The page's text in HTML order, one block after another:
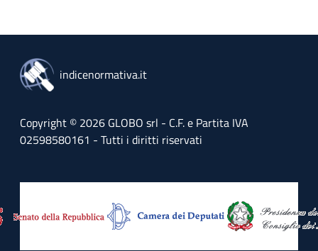
indicenormativa.it
Copyright © 2026 GLOBO srl - C.F. e Partita IVA
02598580161 - Tutti i diritti riservati